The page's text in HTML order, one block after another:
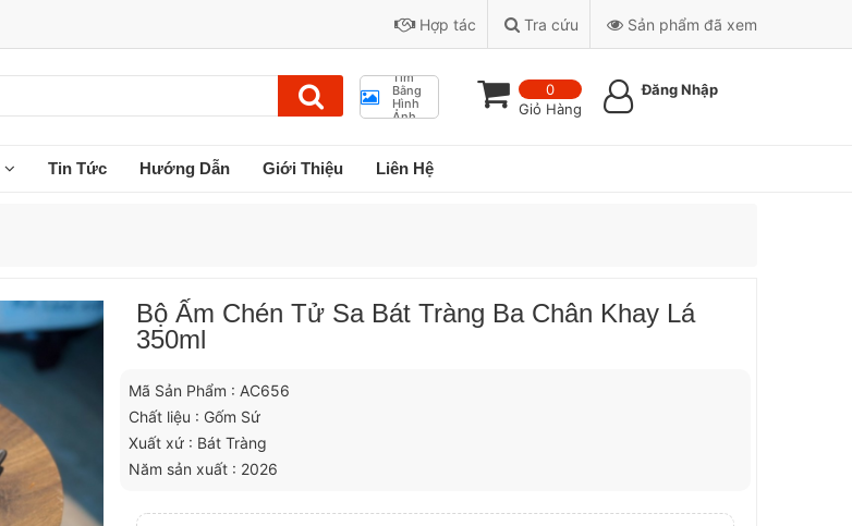
Hợp tác Tra cứu Sản phẩm đã xem
Tìm
Bằng
Hình
Ảnh
0
Giỏ Hàng
Đăng Nhập
Tin Tức Hướng Dẫn Giới Thiệu Liên Hệ
Bộ Ấm Chén Tử Sa Bát Tràng Ba Chân Khay Lá
350ml
Mã Sản Phẩm : AC656
Chất liệu : Gốm Sứ
Xuất xứ : Bát Tràng
Năm sản xuất : 2026